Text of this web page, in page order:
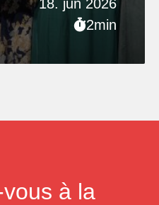
18. jun 2026
2min
à la